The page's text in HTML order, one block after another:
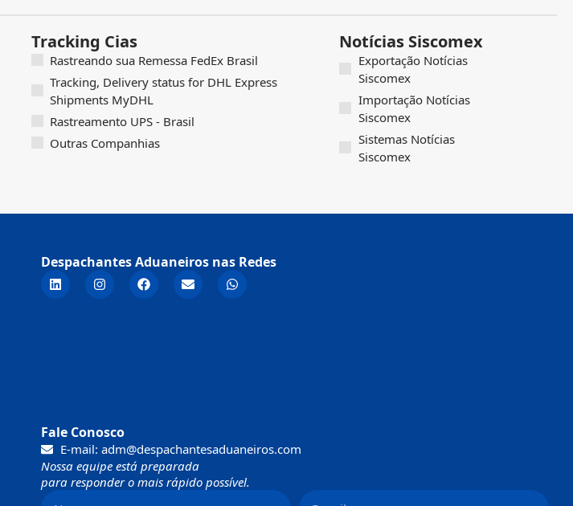
Tracking Cias
Rastreando sua Remessa FedEx Brasil
Tracking, Delivery status for DHL Express
Shipments MyDHL
Rastreamento UPS - Brasil
Outras Companhias
Notícias Siscomex
Exportação Notícias
Siscomex
Importação Notícias
Siscomex
Sistemas Notícias
Siscomex
Despachantes Aduaneiros nas Redes
Fale Conosco
E-mail: adm@despachantesaduaneiros.com
Nossa equipe está preparada
para responder o mais rápido possível.